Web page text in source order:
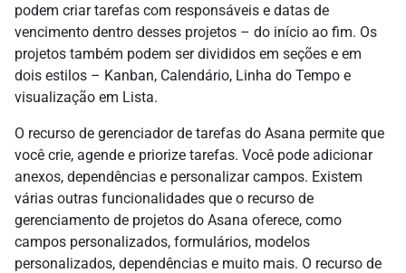
podem criar tarefas com responsáveis e datas de
vencimento dentro desses projetos – do início ao fim. Os
projetos também podem ser divididos em seções e em
dois estilos – Kanban, Calendário, Linha do Tempo e
visualização em Lista.
O recurso de gerenciador de tarefas do Asana permite que
você crie, agende e priorize tarefas. Você pode adicionar
anexos, dependências e personalizar campos. Existem
várias outras funcionalidades que o recurso de
gerenciamento de projetos do Asana oferece, como
campos personalizados, formulários, modelos
personalizados, dependências e muito mais. O recurso de